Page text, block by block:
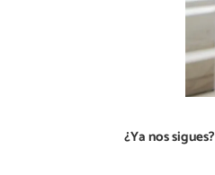
¿Ya nos sigues?